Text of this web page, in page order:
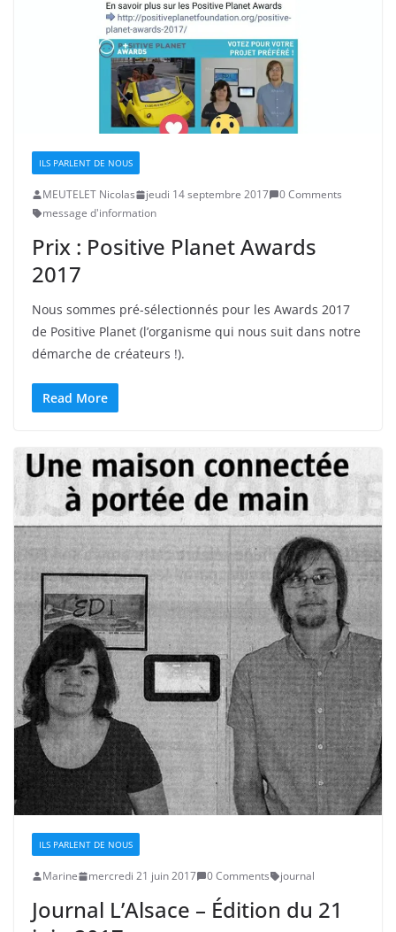
ILS PARLENT DE NOUS
MEUTELET Nicolas jeudi 14 septembre 2017
0 Comments
message d'information
Prix : Positive Planet Awards
2017
Nous sommes pré-sélectionnés pour les Awards 2017
de Positive Planet (l’organisme qui nous suit dans notre
démarche de créateurs !).
Read More
ILS PARLENT DE NOUS
Marine mercredi 21 juin 2017 0 Comments journal
Journal L’Alsace – Édition du 21